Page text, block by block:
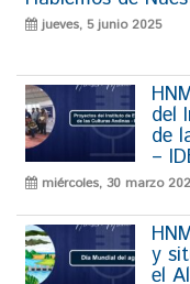
jueves, 5 junio 2025
del
de
–
miércoles, 30 marzo
y
el